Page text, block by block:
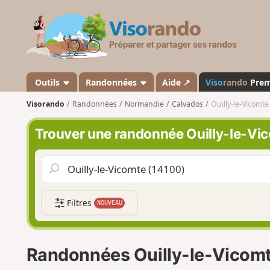
s
a
n
d
o
Outils Randonnées Aide ↗ Visorando
Visorando Randonnées Normandie Calvados Ouilly-le-Vicomte
Trouver une randonnée Ouilly-le-
Filtres NOUVEAU
Randonnées Ouilly-le-